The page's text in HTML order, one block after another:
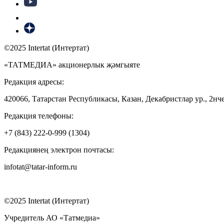
©2025 Intertat (Интертат)
«ТАТМЕДИА» акционерлык җәмгыяте
Редакция адресы:
420066, Татарстан Республикасы, Казан, Декабристлар ур.,
Редакция телефоны:
+7 (843) 222-0-999 (1304)
Редакциянең электрон почтасы:
infotat@tatar-inform.ru
©2025 Intertat (Интертат)
Учредитель АО «Татмедиа»